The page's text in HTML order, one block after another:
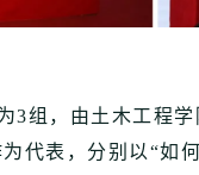
3组，由土木工程
代表，分别以“如